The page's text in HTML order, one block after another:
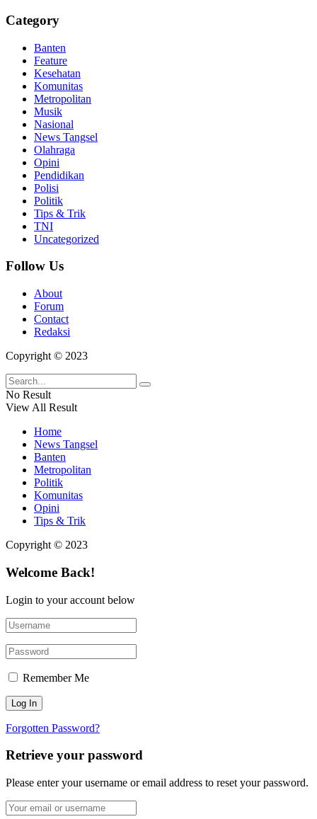
Category
Banten
Feature
Kesehatan
Komunitas
Metropolitan
Musik
Nasional
News Tangsel
Olahraga
Opini
Pendidikan
Polisi
Politik
Tips & Trik
TNI
Uncategorized
Follow Us
About
Forum
Contact
Redaksi
Copyright © 2023
No Result
View All Result
Home
News Tangsel
Banten
Metropolitan
Politik
Komunitas
Opini
Tips & Trik
Copyright © 2023
Welcome Back!
Login to your account below
Remember Me
Forgotten Password?
Retrieve your password
Please enter your username or email address to reset your password.